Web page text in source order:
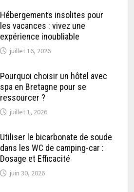
Hébergements insolites pour
les vacances : vivez une
expérience inoubliable
juillet 16, 2026
Pourquoi choisir un hôtel avec
spa en Bretagne pour se
ressourcer ?
juillet 1, 2026
Utiliser le bicarbonate de soude
dans les WC de camping-car :
Dosage et Efficacité
juin 30, 2026